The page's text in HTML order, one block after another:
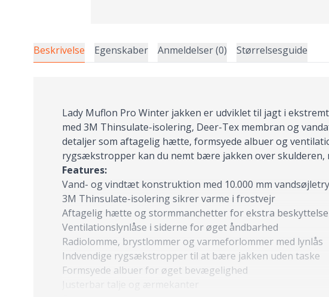
Beskrivelse Egenskaber Anmeldelser (0) Størrelsesguide
Lady Muflon Pro Winter jakken er udviklet til jagt i
med 3M Thinsulate-isolering, Deer-Tex membran og
detaljer som aftagelig hætte, formsyede albuer og
rygsækstropper kan du nemt bære jakken over skulderen,
Features:
Vand- og vindtæt konstruktion med 10.000 mm
3M Thinsulate-isolering sikrer varme i frostvejr
Aftagelig hætte og stormmanchetter for ekstra beskyttelse
Ventilationslynlåse i siderne for øget åndbarhed
Radiolomme, brystlommer og varmeforlommer med lynlås
Indvendige rygsækstropper til at bære jakken uden taske
Formsyede albuer for øget bevægelighed
Justerbar talje og ærmekanter